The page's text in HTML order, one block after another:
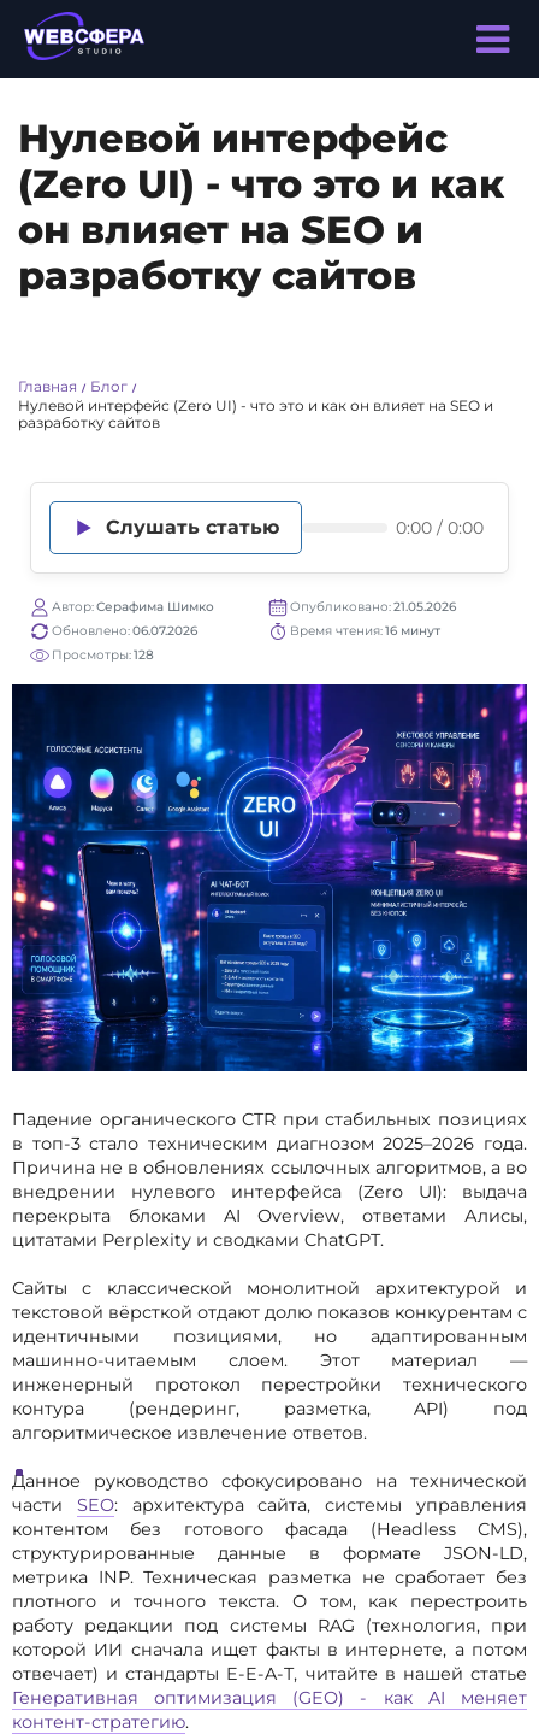
Нулевой интерфейс
(Zero UI) - что это и как
он влияет на SEO и
разработку сайтов
Главная / Блог /
Нулевой интерфейс (Zero UI) - что это и как он влияет на SEO и
разработку сайтов
Слушать статью 0:00 / 0:00
Автор:Серафима Шимко Опубликовано:21.05.2026
Обновлено:06.07.2026 Время чтения:16 минут
Просмотры:128
Падение органического CTR при стабильных позициях
в топ-3 стало техническим диагнозом 2025–2026 года.
Причина не в обновлениях ссылочных алгоритмов, а во
внедрении нулевого интерфейса (Zero UI): выдача
перекрыта блоками AI Overview, ответами Алисы,
цитатами Perplexity и сводками ChatGPT.
Сайты с классической монолитной архитектурой и
текстовой вёрсткой отдают долю показов конкурентам с
идентичными позициями, но адаптированным
машинно-читаемым слоем. Этот материал —
инженерный протокол перестройки технического
контура (рендеринг, разметка, API) под
алгоритмическое извлечение ответов.
Данное руководство сфокусировано на технической
части SEO: архитектура сайта, системы управления
контентом без готового фасада (Headless CMS),
структурированные данные в формате JSON-LD,
метрика INP. Техническая разметка не сработает без
плотного и точного текста. О том, как перестроить
работу редакции под системы RAG (технология, при
которой ИИ сначала ищет факты в интернете, а потом
отвечает) и стандарты E-E-A-T, читайте в нашей статье
Генеративная оптимизация (GEO) - как AI меняет
контент-стратегию.